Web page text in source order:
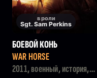
в роли
Sgt. Sam Perkins
БОЕВОЙ КОНЬ
WAR HORSE
2011, военный, история,